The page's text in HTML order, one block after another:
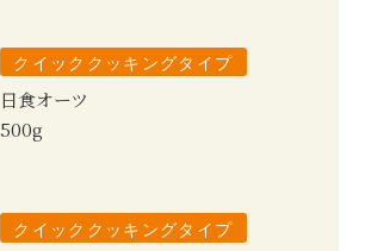
クイッククッキングタイプ
日食オーツ
500g
クイッククッキングタイプ